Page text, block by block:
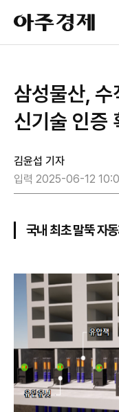
아
주
경
삼성물산,
신기술 인증
김윤섭 기자
입력 2025-06-12
국내 최초 말뚝 자